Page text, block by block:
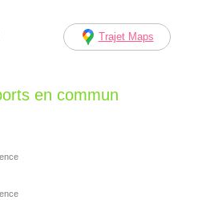
Trajet Maps
en commun